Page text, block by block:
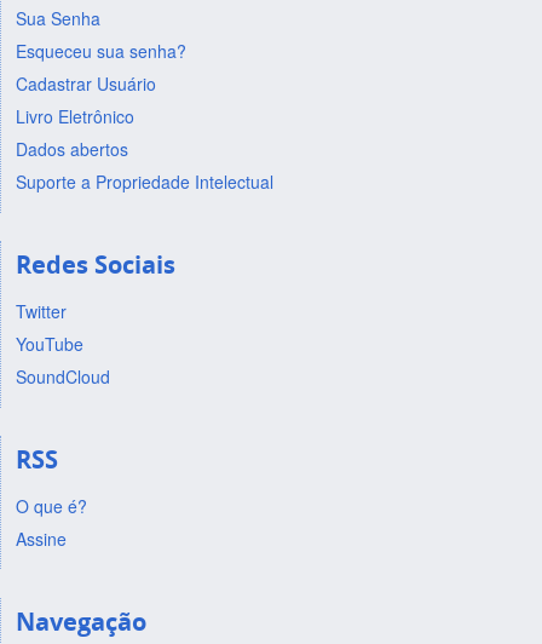
Sua Senha
Esqueceu sua senha?
Cadastrar Usuário
Livro Eletrônico
Dados abertos
Suporte a Propriedade Intelectual
Redes Sociais
Twitter
YouTube
SoundCloud
RSS
O que é?
Assine
Navegação